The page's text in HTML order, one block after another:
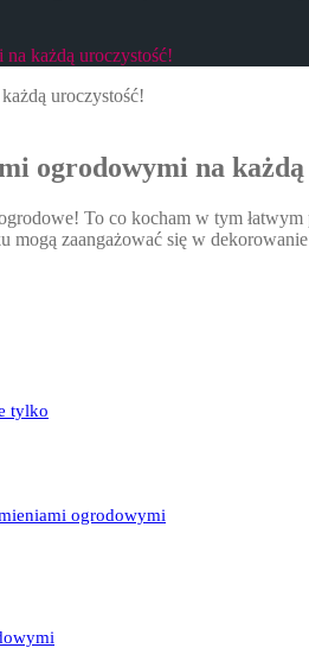
na każdą uroczystość!
ogrodowymi na
To co kocham w tym
zaangażować się w
tylko
ogrodowymi